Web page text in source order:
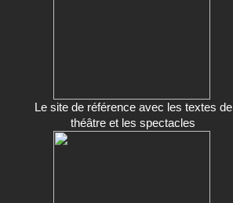
Le site de référence avec les textes de
théâtre et les spectacles